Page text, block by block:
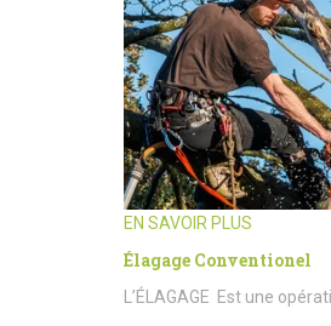
EN SAVOIR PLUS
Élagage Conventionel
L’ÉLAGAGE Est une